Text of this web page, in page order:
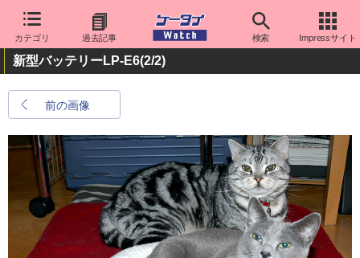
カテゴリ 過去記事 検索 Impressサイト
新型バッテリーLP-E6(2/2)
前の画像